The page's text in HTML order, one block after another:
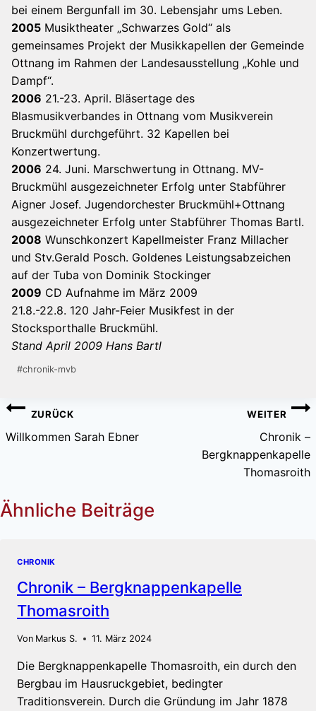
bei einem Bergunfall im 30. Lebensjahr ums Leben.
2005 Musiktheater „Schwarzes Gold“ als
gemeinsames Projekt der Musikkapellen der Gemeinde
Ottnang im Rahmen der Landesausstellung „Kohle und
Dampf“.
2006 21.-23. April. Bläsertage des
Blasmusikverbandes in Ottnang vom Musikverein
Bruckmühl durchgeführt. 32 Kapellen bei
Konzertwertung.
2006 24. Juni. Marschwertung in Ottnang. MV-
Bruckmühl ausgezeichneter Erfolg unter Stabführer
Aigner Josef. Jugendorchester Bruckmühl+Ottnang
ausgezeichneter Erfolg unter Stabführer Thomas Bartl.
2008 Wunschkonzert Kapellmeister Franz Millacher
und Stv.Gerald Posch. Goldenes Leistungsabzeichen
auf der Tuba von Dominik Stockinger
2009 CD Aufnahme im März 2009
21.8.-22.8. 120 Jahr-Feier Musikfest in der
Stocksporthalle Bruckmühl.
Stand April 2009 Hans Bartl
Schlagworte:
#chronik-mvb
Beitragsnavigation
ZURÜCK
Willkommen Sarah Ebner
WEITER
Chronik –
Bergknappenkapelle
Thomasroith
Ähnliche Beiträge
CHRONIK
Chronik – Bergknappenkapelle
Thomasroith
Von Markus S. 11. März 2024
Die Bergknappenkapelle Thomasroith, ein durch den
Bergbau im Hausruckgebiet, bedingter
Traditionsverein. Durch die Gründung im Jahr 1878